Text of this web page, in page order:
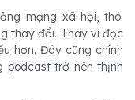
mạng xã hội, thói
thay đổi. Thay vì đọc
hơn. Đây cũng chính
podcast trở nên thịnh